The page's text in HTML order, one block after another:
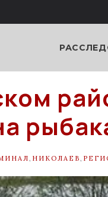
НИКОЛАЕВ